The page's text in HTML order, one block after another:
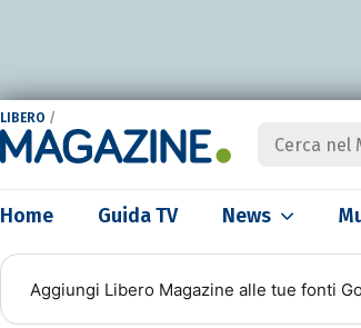
LIBERO /
Home Guida TV News
Aggiungi Libero Magazine alle tue fonti